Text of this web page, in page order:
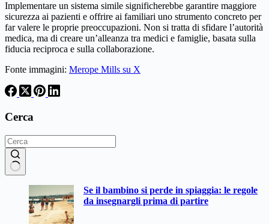
Implementare un sistema simile significherebbe garantire maggiore
sicurezza ai pazienti e offrire ai familiari uno strumento concreto per
far valere le proprie preoccupazioni. Non si tratta di sfidare l’autorità
medica, ma di creare un’alleanza tra medici e famiglie, basata sulla
fiducia reciproca e sulla collaborazione.
Fonte immagini: Merope Mills su X
Cerca
Se il bambino si perde in spiaggia: le regole
da insegnargli prima di partire